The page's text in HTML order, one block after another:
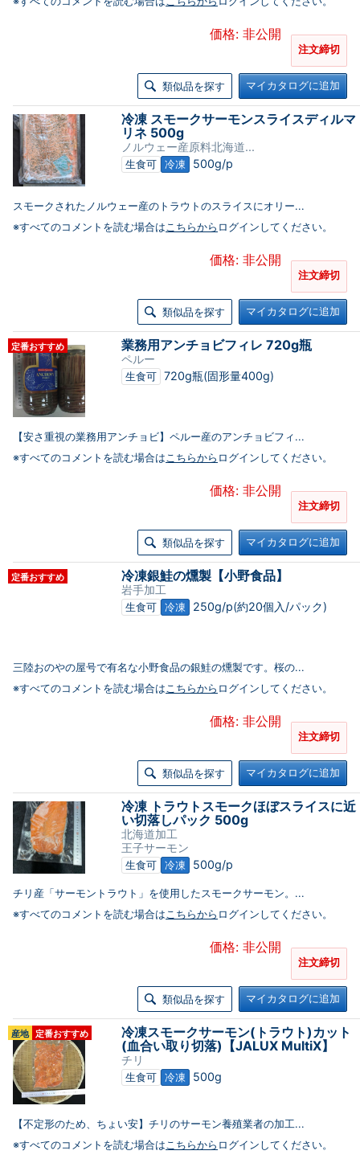
価格: 非公開
注文締切
類似品を探す マイカタログに追加
冷凍 スモークサーモンスライスディルマ
リネ 500g
ノルウェー産原料北海道...
生食可 冷凍 500g/p
スモークされたノルウェー産のトラウトのスライスにオリー...
※すべてのコメントを読む場合はこちらから ログインしてください。
価格: 非公開
注文締切
類似品を探す マイカタログに追加
定番おすすめ 業務用アンチョビフィレ 720g瓶
ペルー
生食可 720g瓶(固形量400g)
【安さ重視の業務用アンチョビ】ペルー産のアンチョビフィ...
※すべてのコメントを読む場合はこちらから ログインしてください。
価格: 非公開
注文締切
類似品を探す マイカタログに追加
定番おすすめ 冷凍銀鮭の燻製【小野食品】
岩手加工
生食可 冷凍 250g/p(約20個入/パック)
三陸おのやの屋号で有名な小野食品の銀鮭の燻製です。桜の...
※すべてのコメントを読む場合はこちらから ログインしてください。
価格: 非公開
注文締切
類似品を探す マイカタログに追加
冷凍 トラウトスモークほぼスライスに近
い切落しパック 500g
北海道加工
王子サーモン
生食可 冷凍 500g/p
チリ産「サーモントラウト」を使用したスモークサーモン。...
※すべてのコメントを読む場合はこちらから ログインしてください。
価格: 非公開
注文締切
類似品を探す マイカタログに追加
産地 定番おすすめ
冷凍スモークサーモン(トラウト)カット
(血合い取り切落)【JALUX MultiX】
チリ
生食可 冷凍 500g
【不定形のため、ちょい安】チリのサーモン養殖業者の加工...
※すべてのコメントを読む場合はこちらから ログインしてください。